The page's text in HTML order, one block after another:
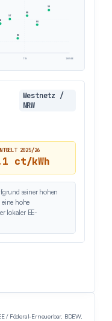
75% 100% EE
SH
BB
MV
ST
NI
TH
Westnetz /
NRW
2025/26
ct/kWh
seiner hohen
hohe
lokaler EE-
/ Föderal-Erneuerbar, BDEW,